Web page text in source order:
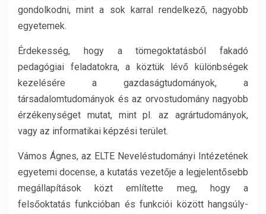
gondolkodni, mint a sok karral rendelkező, nagyobb
egyetemek.
Érdekesség, hogy a tömegoktatásból fakadó
pedagógiai feladatokra, a köztük lévő különbségek
kezelésére a gazdaságtudományok, a
társadalomtudományok és az orvostudomány nagyobb
érzékenységet mutat, mint pl. az agrártudományok,
vagy az informatikai képzési terület.
Vámos Ágnes, az ELTE Neveléstudományi Intézetének
egyetemi docense, a kutatás vezetője a legjelentősebb
megállapítások közt említette meg, hogy a
felsőoktatás funkcióban és funkciói között hangsúly-